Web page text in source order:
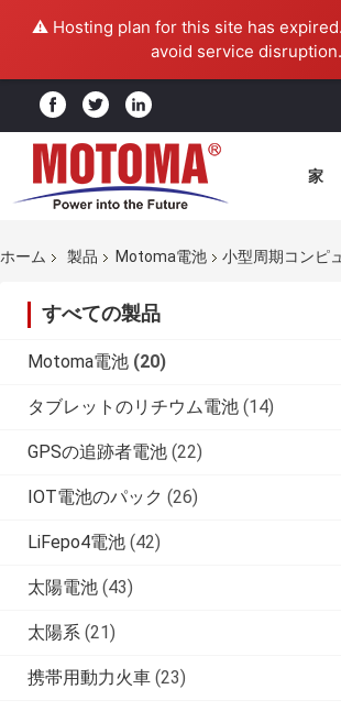
⚠️ Hosting plan for this site has expired.
avoid service disruption.
家
ホーム 製品 Motoma電池 小型周期コンピ
すべての製品
Motoma電池 (20)
タブレットのリチウム電池 (14)
GPSの追跡者電池 (22)
IOT電池のパック (26)
LiFepo4電池 (42)
太陽電池 (43)
太陽系 (21)
携帯用動力火車 (23)